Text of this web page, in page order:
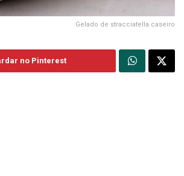
Gelado de stracciatella caseiro
no Pinterest